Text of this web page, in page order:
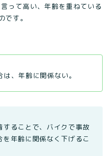
って高い、年齢を重ねている
す。
、年齢に関係ない。
ることで、バイクで事故
年齢に関係なく下げるこ